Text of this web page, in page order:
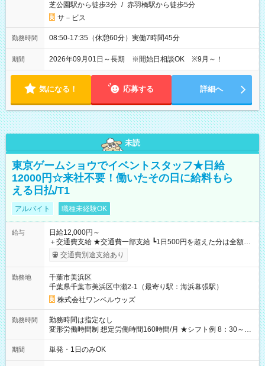
芝公園駅から徒歩3分 / 赤羽橋駅から徒歩5分
サ－ビス
勤務時間 08:50-17:35（休憩60分）実働7時間45分
期間 2026年09月01日～長期 ※開始日相談OK ※9月～！
気になる！ 応募する 詳細へ
未読
東京ゲームショウでイベントスタッフ★日給
12000円☆来社不要！働いたその日に給料もら
える日払/T1
アルバイト 職種未経験OK
給与
日給12,000円～
＋交通費支給 ★交通費一部支給 ┗1日500円を超えた分は全額支
給！ ※往復500円以内の方は自己負担となります ★日払いOK！
（規定あり） ┗働いたその日に現金GET♪ お仕事後はコンビニ
なし
交通費別途支給あり
勤務地
千葉市美浜区
千葉県千葉市美浜区中瀬2-1（最寄り駅：海浜幕張駅）
株式会社ワンベルウッズ
勤務時間
勤務時間は指定なし
変形労働時間制 想定労働時間160時間/月 ★シフト例 8：30～
19：00
期間 単発・1日のみOK